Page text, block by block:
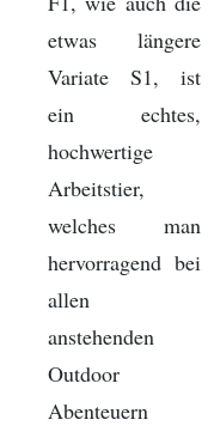
etwas längere
Variate S1, ist
ein echtes,
hochwertige
Arbeitstier,
welches man
hervorragend bei
allen
anstehenden
Outdoor
Abenteuern